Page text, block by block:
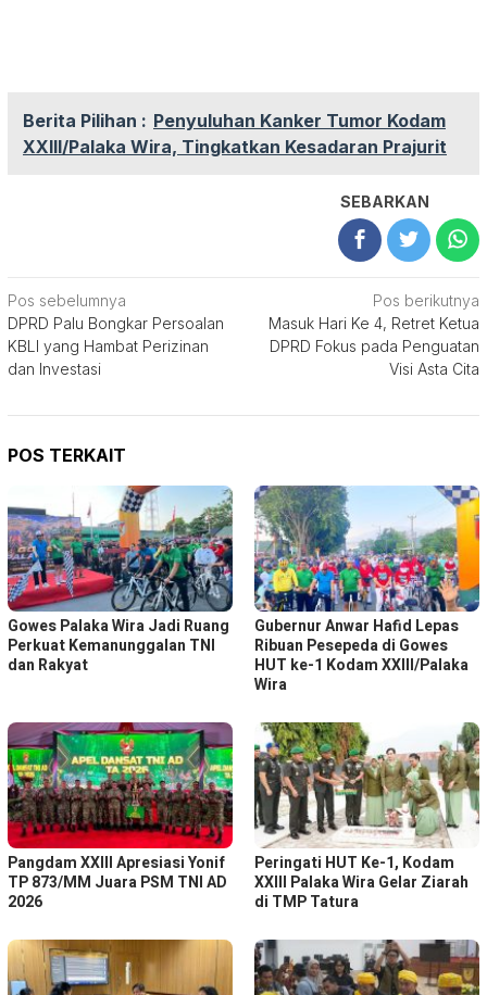
Berita Pilihan : Penyuluhan Kanker Tumor Kodam
XXIII/Palaka Wira, Tingkatkan Kesadaran Prajurit
SEBARKAN
Navigasi
pos
Pos sebelumnya
DPRD Palu Bongkar Persoalan
KBLI yang Hambat Perizinan
dan Investasi
Pos berikutnya
Masuk Hari Ke 4, Retret Ketua
DPRD Fokus pada Penguatan
Visi Asta Cita
POS TERKAIT
Gowes Palaka Wira Jadi Ruang
Perkuat Kemanunggalan TNI
dan Rakyat
Gubernur Anwar Hafid Lepas
Ribuan Pesepeda di Gowes
HUT ke-1 Kodam XXIII/Palaka
Wira
Pangdam XXIII Apresiasi Yonif
TP 873/MM Juara PSM TNI AD
2026
Peringati HUT Ke-1, Kodam
XXIII Palaka Wira Gelar Ziarah
di TMP Tatura